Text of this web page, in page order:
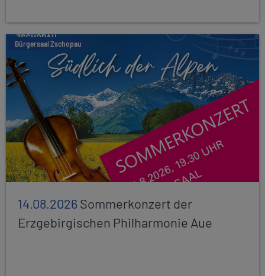
Bürgersaal Zschopau
14.08.2026Sommerkonzert der
Erzgebirgischen Philharmonie Aue